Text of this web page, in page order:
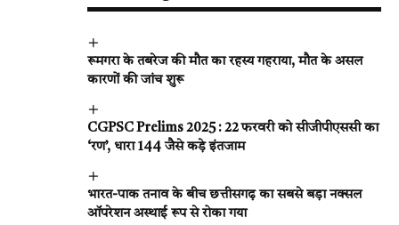
रूमगरा के तबरेज की मौत का रहस्य गहराया, मौत के असल
कारणों की जांच शुरू
CGPSC Prelims 2025 : 22 फरवरी को सीजीपीएससी का
‘रण’, धारा 144 जैसे कड़े इंतजाम
भारत-पाक तनाव के बीच छत्तीसगढ़ का सबसे बड़ा नक्सल
ऑपरेशन अस्थाई रूप से रोका गया